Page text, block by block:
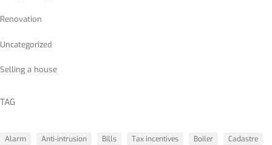
Renovation
Uncategorized
Selling a house
TAG
Alarm Anti-intrusion Bills Tax incentives Boiler
Cadastre